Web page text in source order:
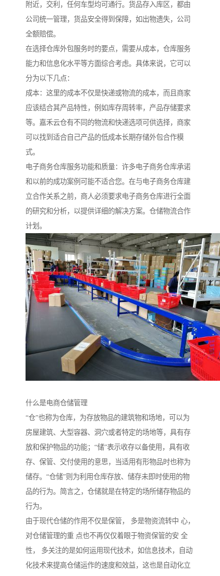
附近，交利，任何车型均可通行。货品存入库区，都由
公司统一管理，货品安全得到保障，如出物遗失，公司
全额赔偿。
在选择仓库外包服务时的要点，需要从成本，仓库服务
能力和信息化水平等方面综合考虑。具体来说，它可以
分为以下几点：
成本：这里的成本不仅是快递或物流的成本，而且商家
应该结合其产品特性，例如库存周转率，产品存储要求
等。嘉禾云仓有不同的物流和快递选项可供选择，商家
可以找到适合自己产品的低成本长期存储外包合作模
式。
电子商务仓库服务功能和质量：许多电子商务仓库承诺
和以前的成功案例可能不适合您。在与电子商务仓库建
立合作关系之前，商人必须要求电子商务仓库进行全面
的研究和分析，以提供详细的解决方案。仓储物流合作
计划。
什么是电商仓储管理
“仓”也称为仓库，为存放物品的建筑物和场地，可以为
房屋建筑、大型容器、洞穴或者特定的场地等，具有存
放和保护物品的功能；“储”表示收存以备使用，具有收
存、保管、交付使用的意思，当适用有形物品时也称为
储存。“仓储”则为利用仓库存放、储存未即时使用的物
品的行为。简言之，仓储就是在特定的场所储存物品的
行为。
由于现代仓储的作用不仅是保管， 多是物资流转中 心，
对仓储管理的重 点也不再仅仅着眼于物资保管的安 全
性， 多关注的是如何运用现代技术，如信息技术，自动
化技术来提高仓储运作的速度和效益，这也是自动化立